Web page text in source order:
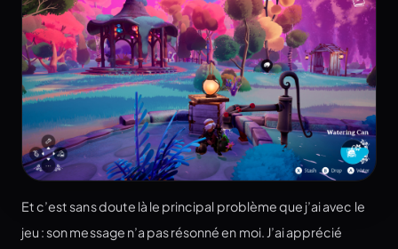
Et c’est sans doute là le principal problème que j’ai avec le
jeu : son message n’a pas résonné en moi. J’ai apprécié